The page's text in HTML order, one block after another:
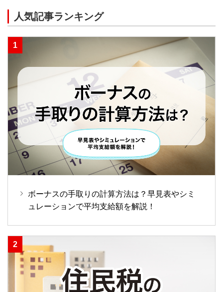
人気記事ランキング
ボーナスの手取りの計算方法は？早見表やシミ
ュレーションで平均支給額を解説！